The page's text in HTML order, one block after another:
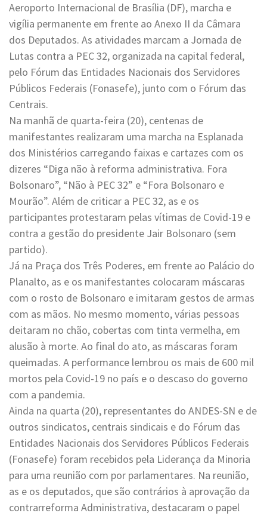
Aeroporto Internacional de Brasília (DF), marcha e
vigília permanente em frente ao Anexo II da Câmara
dos Deputados. As atividades marcam a Jornada de
Lutas contra a PEC 32, organizada na capital federal,
pelo Fórum das Entidades Nacionais dos Servidores
Públicos Federais (Fonasefe), junto com o Fórum das
Centrais.
Na manhã de quarta-feira (20), centenas de
manifestantes realizaram uma marcha na Esplanada
dos Ministérios carregando faixas e cartazes com os
dizeres “Diga não à reforma administrativa. Fora
Bolsonaro”, “Não à PEC 32” e “Fora Bolsonaro e
Mourão”. Além de criticar a PEC 32, as e os
participantes protestaram pelas vítimas de Covid-19 e
contra a gestão do presidente Jair Bolsonaro (sem
partido).
Já na Praça dos Três Poderes, em frente ao Palácio do
Planalto, as e os manifestantes colocaram máscaras
com o rosto de Bolsonaro e imitaram gestos de armas
com as mãos. No mesmo momento, várias pessoas
deitaram no chão, cobertas com tinta vermelha, em
alusão à morte. Ao final do ato, as máscaras foram
queimadas. A performance lembrou os mais de 600 mil
mortos pela Covid-19 no país e o descaso do governo
com a pandemia.
Ainda na quarta (20), representantes do ANDES-SN e de
outros sindicatos, centrais sindicais e do Fórum das
Entidades Nacionais dos Servidores Públicos Federais
(Fonasefe) foram recebidos pela Liderança da Minoria
para uma reunião com por parlamentares. Na reunião,
as e os deputados, que são contrários à aprovação da
contrarreforma Administrativa, destacaram o papel